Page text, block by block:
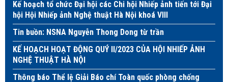
Kế hoạch tổ chức Đại hội các Chi hội Nhiếp ảnh tiến tới Đại
hội Hội Nhiếp ảnh Nghệ thuật Hà Nội khoá VIII
Tin buồn: NSNA Nguyễn Thong Dong từ trần
KẾ HOẠCH HOẠT ĐỘNG QUÝ II/2023 CỦA HỘI NHIẾP ẢNH
NGHỆ THUẬT HÀ NỘI
Thông báo Thể lệ Giải Báo chí Toàn quốc phòng chống